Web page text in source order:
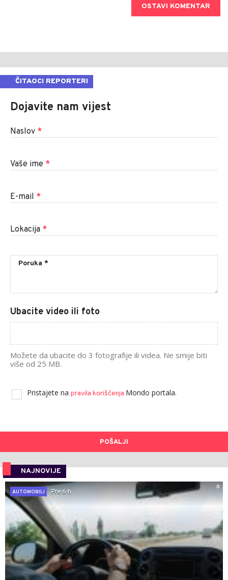
OSTAVI KOMENTAR
ČITAOCI REPORTERI
Dojavite nam vijest
Naslov *
Vaše ime *
E-mail *
Lokacija *
Ubacite video ili foto
Možete da ubacite do 3 fotografije ili videa. Ne smije biti
više od 25 MB.
Pristajete na pravila korišćenja Mondo portala.
POŠALJI
NAJNOVIJE
0
AUTOMOBILI
Pre 6 h